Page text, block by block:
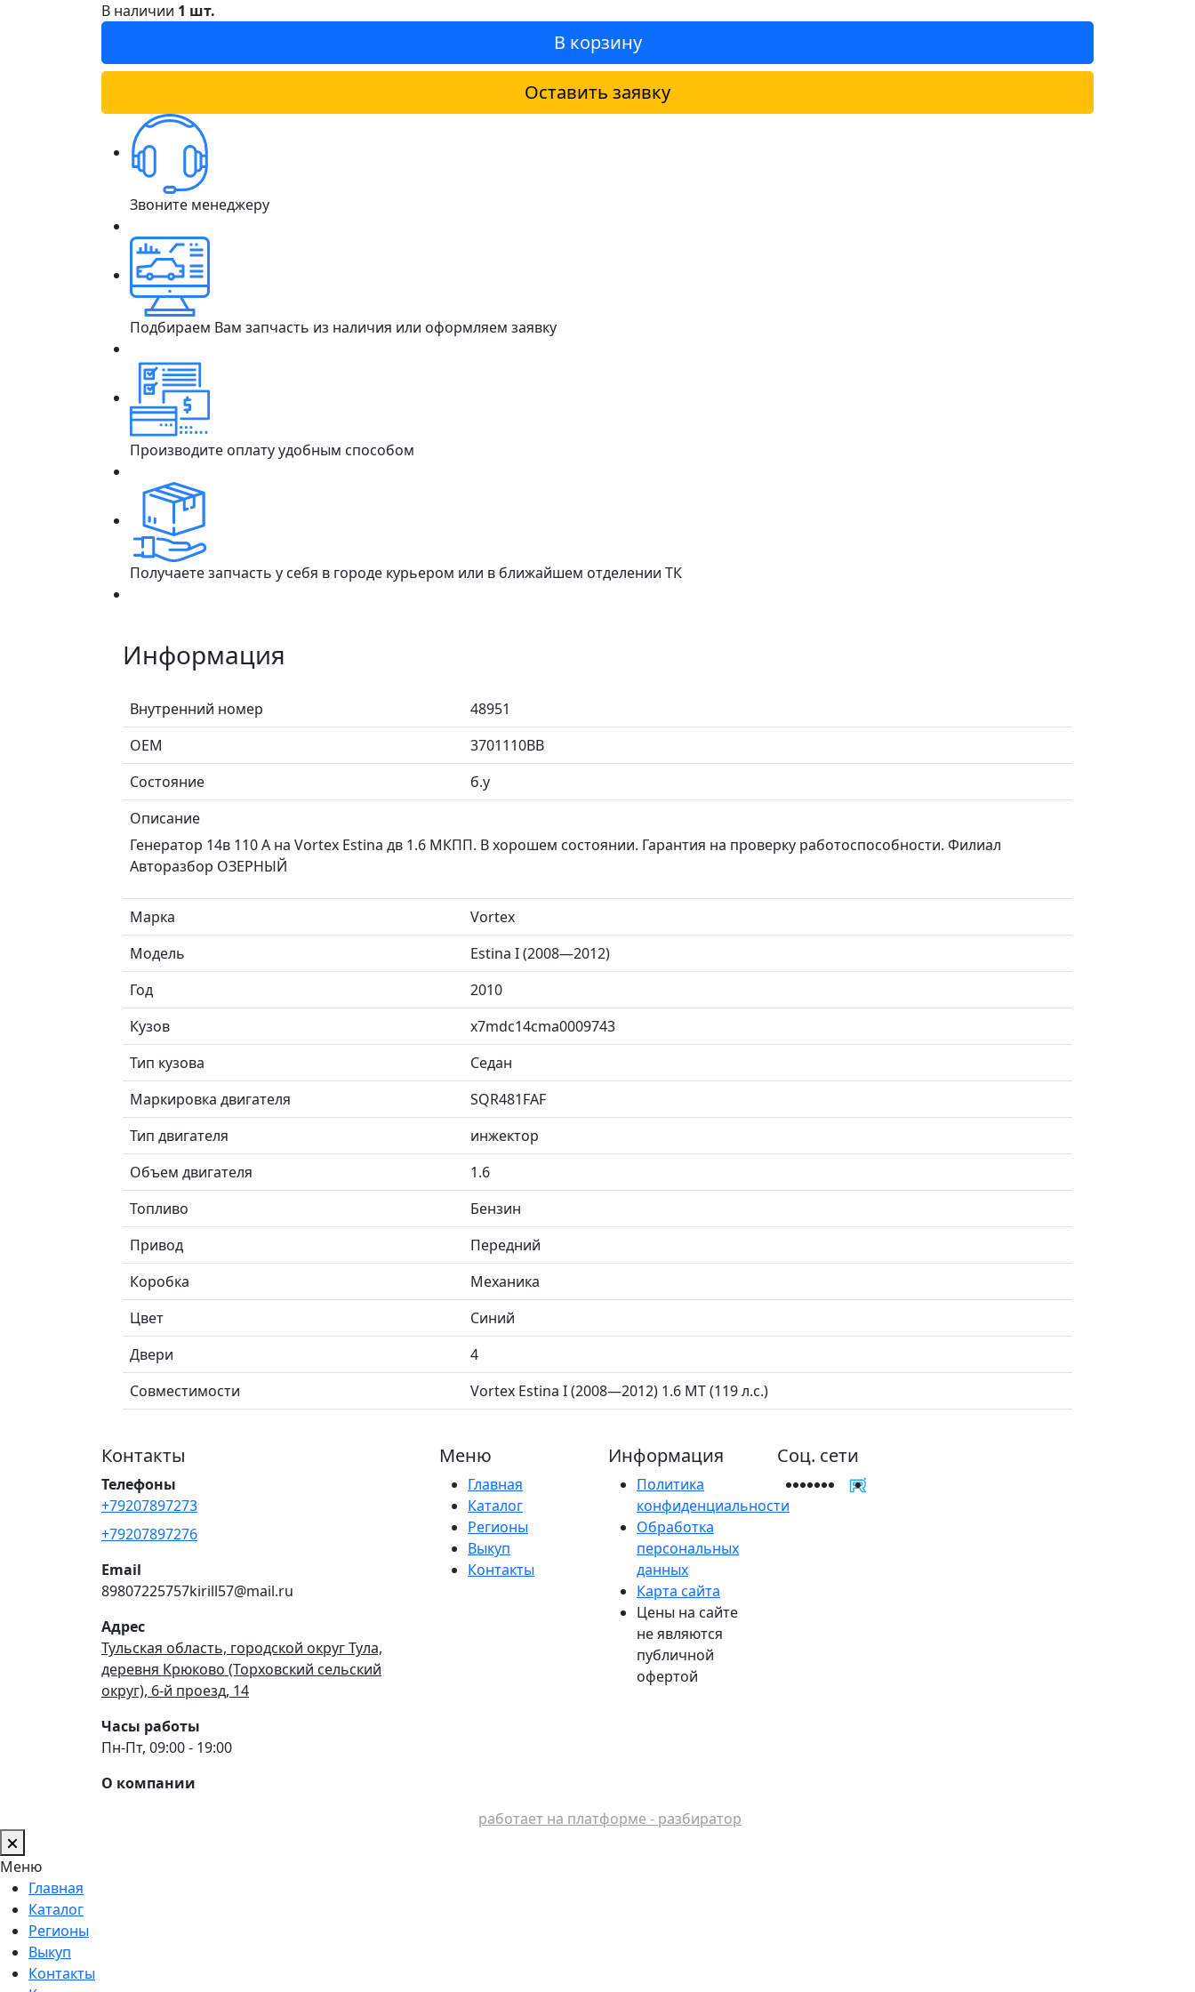
В наличии 1 шт.
В корзину
Оставить заявку
Звоните менеджеру
Подбираем Вам запчасть из наличия или оформляем заявку
Производите оплату удобным способом
Получаете запчасть у себя в городе курьером или в ближайшем отделении ТК
Информация
Внутренний номер
48951
ОЕМ
3701110BB
Состояние
б.у
Описание
Генератор 14в 110 A на Vortex Estina дв 1.6 МКПП. В хорошем состоянии. Гарантия на проверку работоспособности. Филиал
Авторазбор ОЗЕРНЫЙ
Марка
Vortex
Модель
Estina I (2008—2012)
Год
2010
Кузов
x7mdc14cma0009743
Тип кузова
Седан
Маркировка двигателя
SQR481FAF
Тип двигателя
инжектор
Объем двигателя
1.6
Топливо
Бензин
Привод
Передний
Коробка
Механика
Цвет
Синий
Двери
4
Совместимости
Vortex Estina I (2008—2012) 1.6 MT (119 л.с.)
Контакты
Телефоны
+79207897273
+79207897276
Email
89807225757kirill57@mail.ru
Адрес
Тульская область, городской округ Тула,
деревня Крюково (Торховский сельский
округ), 6-й проезд, 14
Часы работы
Пн-Пт, 09:00 - 19:00
О компании
Меню
Главная
Каталог
Регионы
Выкуп
Контакты
Информация
Политика
конфиденциальности
Обработка
персональных
данных
Карта сайта
Цены на сайте
не являются
публичной
офертой
Соц. сети
работает на платформе - разбиратор
Меню
Главная
Каталог
Регионы
Выкуп
Контакты